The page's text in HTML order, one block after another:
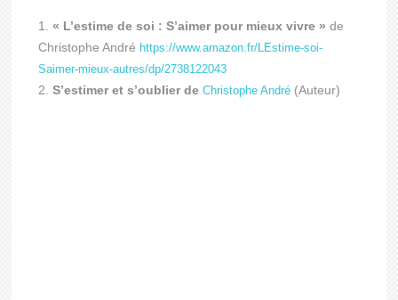
« L’estime de soi : S’aimer pour mieux vivre » de
Christophe André https://www.amazon.fr/LEstime-soi-
Saimer-mieux-autres/dp/2738122043
S’estimer et s’oublier de Christophe André (Auteur)